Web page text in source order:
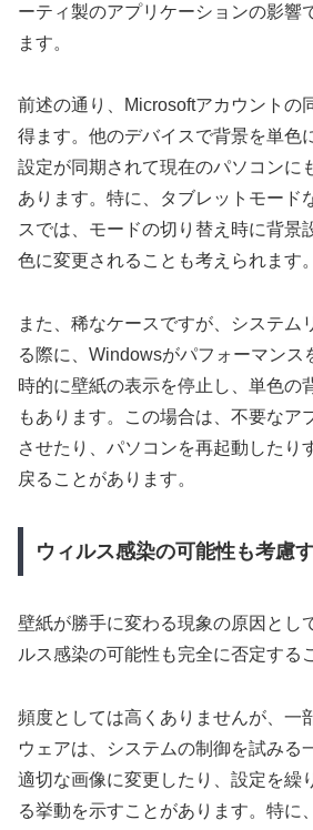
ーティ製のアプリケーションの影響
ます。
前述の通り、Microsoftアカウントの
得ます。他のデバイスで背景を単色
設定が同期されて現在のパソコンに
あります。特に、タブレットモード
スでは、モードの切り替え時に背景
色に変更されることも考えられます。
また、稀なケースですが、システム
る際に、Windowsがパフォーマンス
時的に壁紙の表示を停止し、単色の
もあります。この場合は、不要なア
させたり、パソコンを再起動したり
戻ることがあります。
ウィルス感染の可能性も考慮
壁紙が勝手に変わる現象の原因とし
ルス感染の可能性も完全に否定する
頻度としては高くありませんが、一
ウェアは、システムの制御を試みる
適切な画像に変更したり、設定を繰
る挙動を示すことがあります。特に